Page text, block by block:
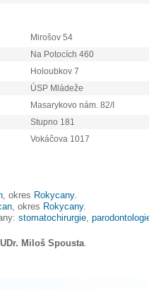
Mirošov 54
Na Potocích 460
Holoubkov 7
ÚSP Mládeže
Masarykovo nám. 82/I
Stupno 181
Vokáčova 1017
, okres Rokycany.
, okres Rokycany.
stomatochirurgie,
Miloš Spousta.